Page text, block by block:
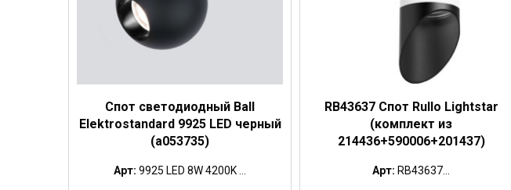
Спот светодиодный Ball
Elektrostandard 9925 LED черный
(a053735)
Арт: 9925 LED 8W 4200K ...
RB43637 Спот Rullo Lightstar
(комплект из
214436+590006+201437)
Арт: RB43637...